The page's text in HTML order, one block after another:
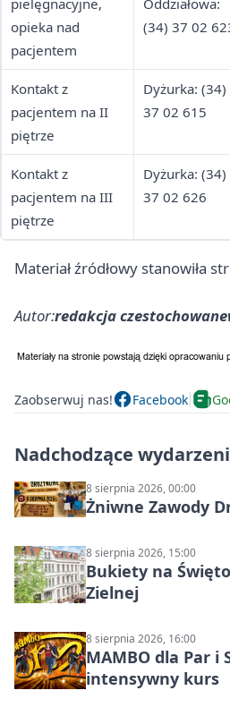
pielęgnacyjne,
opieka nad
pacjentem
Oddziałowa:
(34) 37 02
Kontakt z
pacjentem na II
piętrze
Dyżurka: (34)
37 02 615
Kontakt z
pacjentem na III
piętrze
Dyżurka: (34)
37 02 626
Materiał źródłowy stanowiła
Autor:redakcja
Zaobserwuj nas! Facebook
Nadchodzące
8 sierpnia 2026, 00:00
Żniwne Zawody
8 sierpnia 2026, 15:00
Bukiety na
Zielnej
8 sierpnia 2026, 16:00
MAMBO dla Par i
intensywny kurs